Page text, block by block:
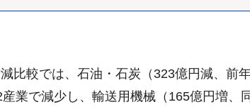
比較では、石油・石炭（323億円減、
業で減少し、輸送用機械（165億円増、